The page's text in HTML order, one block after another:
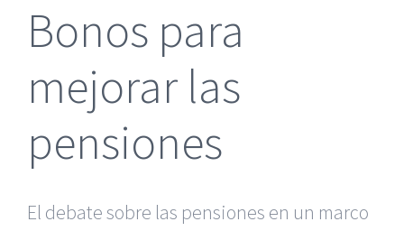
Bonos para
mejorar las
pensiones
El debate sobre las pensiones en un marco